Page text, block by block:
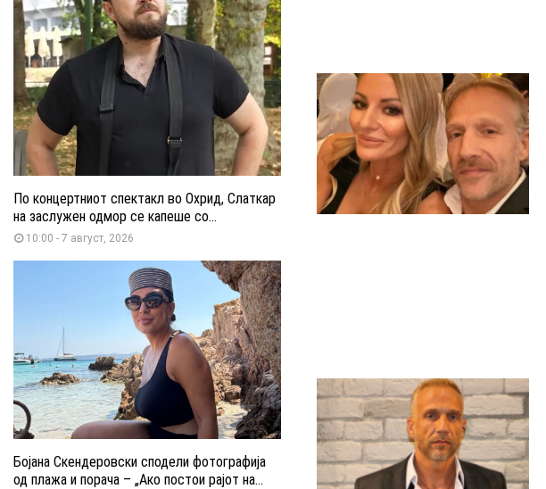
По концертниот спектакл во Охрид, Слаткар
на заслужен одмор се капеше со...
10:00 - 7 август, 2026
Бојана Скендеровски сподели фотографија
од плажа и порача – „Ако постои рајот на...